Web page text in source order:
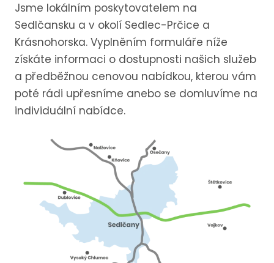
Jsme lokálním poskytovatelem na
Sedlčansku a v okolí Sedlec-Prčice a
Krásnohorska. Vyplněním formuláře níže
získáte informaci o dostupnosti našich služeb
a předběžnou cenovou nabídkou, kterou vám
poté rádi upřesníme anebo se domluvíme na
individuální nabídce.